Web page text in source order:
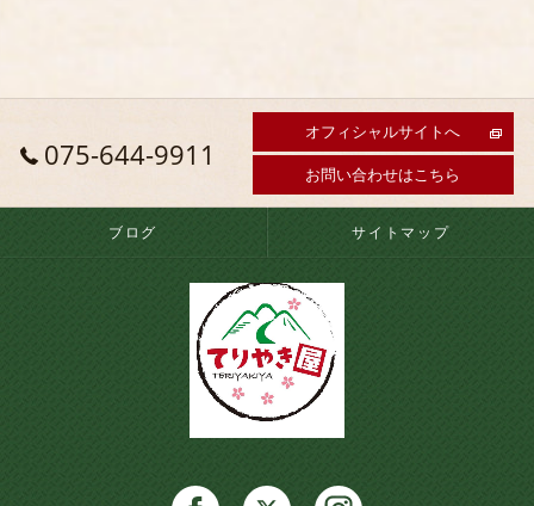
075-644-9911
オフィシャルサイトへ
お問い合わせはこちら
ブログ サイトマップ